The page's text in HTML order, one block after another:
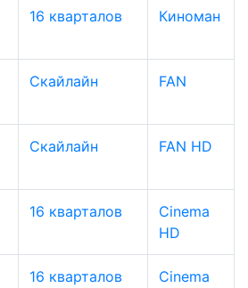
16 кварталов Киноман
Скайлайн FAN
Скайлайн FAN HD
16 кварталов
Cinema
HD
16 кварталов Cinema